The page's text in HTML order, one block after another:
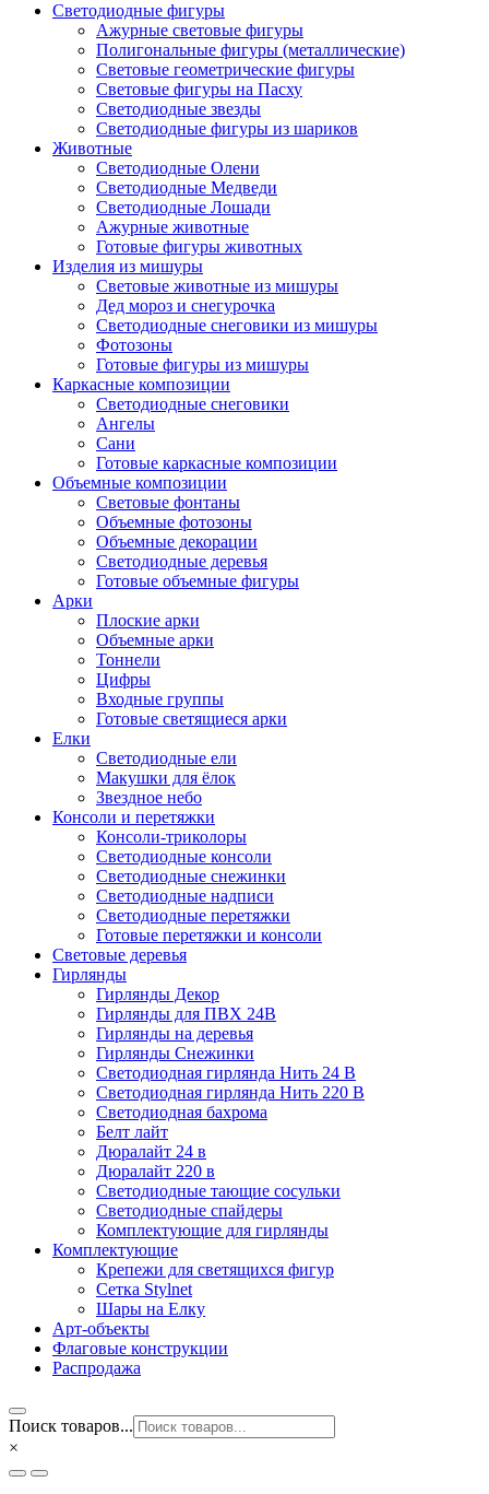
Светодиодные фигуры
Ажурные световые фигуры
Полигональные фигуры (металлические)
Световые геометрические фигуры
Световые фигуры на Пасху
Светодиодные звезды
Светодиодные фигуры из шариков
Животные
Светодиодные Олени
Светодиодные Медведи
Светодиодные Лошади
Ажурные животные
Готовые фигуры животных
Изделия из мишуры
Световые животные из мишуры
Дед мороз и снегурочка
Светодиодные снеговики из мишуры
Фотозоны
Готовые фигуры из мишуры
Каркасные композиции
Светодиодные снеговики
Ангелы
Сани
Готовые каркасные композиции
Объемные композиции
Световые фонтаны
Объемные фотозоны
Объемные декорации
Светодиодные деревья
Готовые объемные фигуры
Арки
Плоские арки
Объемные арки
Тоннели
Цифры
Входные группы
Готовые светящиеся арки
Елки
Светодиодные ели
Макушки для ёлок
Звездное небо
Консоли и перетяжки
Консоли-триколоры
Светодиодные консоли
Светодиодные снежинки
Светодиодные надписи
Светодиодные перетяжки
Готовые перетяжки и консоли
Световые деревья
Гирлянды
Гирлянды Декор
Гирлянды для ПВХ 24В
Гирлянды на деревья
Гирлянды Снежинки
Светодиодная гирлянда Нить 24 В
Светодиодная гирлянда Нить 220 В
Светодиодная бахрома
Белт лайт
Дюралайт 24 в
Дюралайт 220 в
Светодиодные тающие сосульки
Светодиодные спайдеры
Комплектующие для гирлянды
Комплектующие
Крепежи для светящихся фигур
Сетка Stylnet
Шары на Елку
Арт-объекты
Флаговые конструкции
Распродажа
Поиск товаров...
×